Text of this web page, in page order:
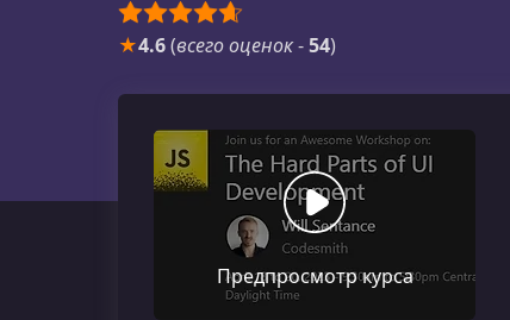
★4.6(всего оценок-54)
Предпросмотр курса